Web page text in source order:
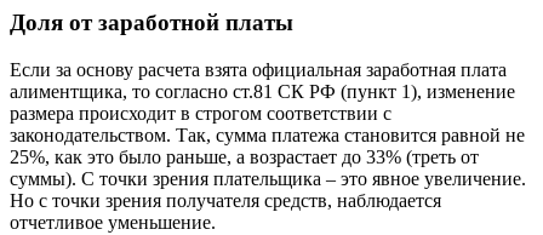
Доля от заработной платы
Если за основу расчета взята официальная заработная плата
алиментщика, то согласно ст.81 СК РФ (пункт 1), изменение
размера происходит в строгом соответствии с
законодательством. Так, сумма платежа становится равной не
25%, как это было раньше, а возрастает до 33% (треть от
суммы). С точки зрения плательщика – это явное увеличение.
Но с точки зрения получателя средств, наблюдается
отчетливое уменьшение.